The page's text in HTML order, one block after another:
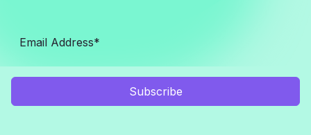
Subscribe